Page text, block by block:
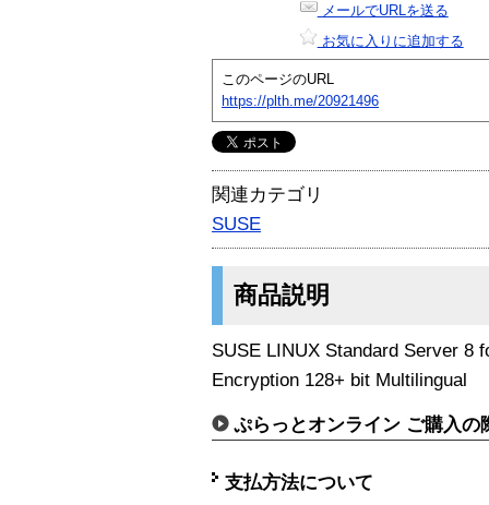
メールでURLを送る
お気に入りに追加する
このページのURL
https://plth.me/20921496
関連カテゴリ
SUSE
商品説明
SUSE LINUX Standard Server 8
Encryption 128+ bit Multilingual
ぷらっとオンライン ご購入の
支払方法について